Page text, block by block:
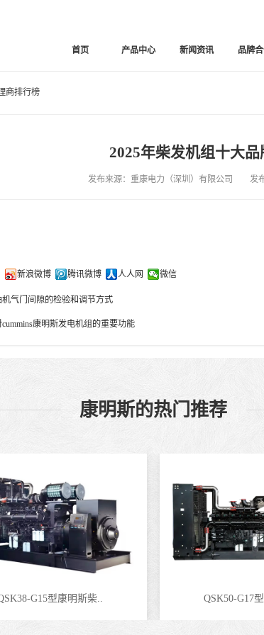
首页 产品中心 新闻资讯 品牌
商排行榜
2025年柴发机组十大
发布来源：重康电力（深圳）有限公司 发
新浪微博 腾讯微博 人人网 微信
气门间隙的检验和调节方式
康明斯发电机组的重要功能
康明斯的热门推荐
G15型康明斯柴.. QSK50-G17